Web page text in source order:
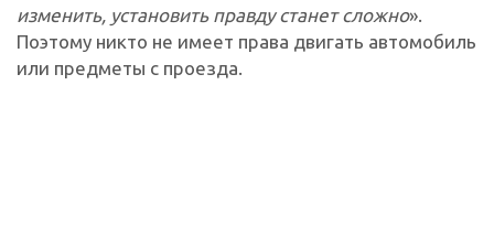
изменить, установить правду станет сложно».
Поэтому никто не имеет права двигать автомобиль
или предметы с проезда.